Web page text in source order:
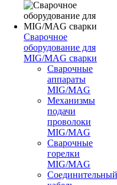
Сварочное
оборудование для
MIG/MAG сварки
Сварочные
аппараты
MIG/MAG
Механизмы
подачи
проволоки
MIG/MAG
Сварочные
горелки
MIG/MAG
Соединительный